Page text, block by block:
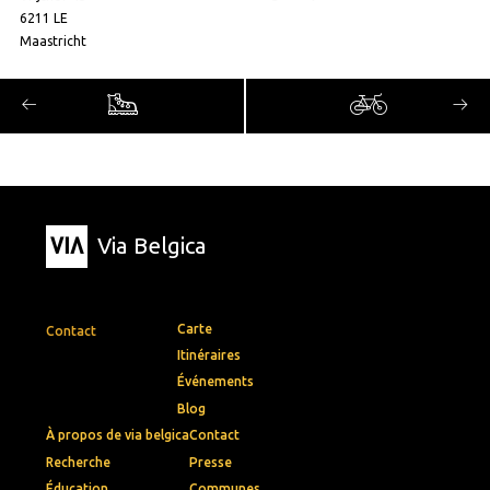
6211 LE
Maastricht
Via Belgica
Contact
Carte
Itinéraires
Événements
Blog
À propos de via belgica
Recherche
Contact
Presse